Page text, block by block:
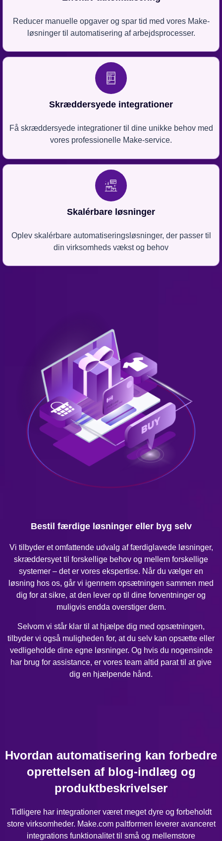
Reducer manuelle opgaver og spar tid med vores Make-
løsninger til automatisering af arbejdsprocesser.
Skræddersyede integrationer
Få skræddersyede integrationer til dine unikke behov med
vores professionelle Make-service.
Skalérbare løsninger
Oplev skalérbare automatiseringsløsninger, der passer til
din virksomheds vækst og behov
Bestil færdige løsninger eller byg selv
Vi tilbyder et omfattende udvalg af færdiglavede løsninger,
skræddersyet til forskellige behov og mellem forskellige
systemer – det er vores ekspertise. Når du vælger en
løsning hos os, går vi igennem opsætningen sammen med
dig for at sikre, at den lever op til dine forventninger og
muligvis endda overstiger dem.
Selvom vi står klar til at hjælpe dig med opsætningen,
tilbyder vi også muligheden for, at du selv kan opsætte eller
vedligeholde dine egne løsninger. Og hvis du nogensinde
har brug for assistance, er vores team altid parat til at give
dig en hjælpende hånd.
Hvordan automatisering kan forbedre
oprettelsen af blog-indlæg og
produktbeskrivelser
Tidligere har integrationer været meget dyre og forbeholdt
store virksomheder. Make.com paltformen leverer avanceret
integrations funktionalitet til små og mellemstore